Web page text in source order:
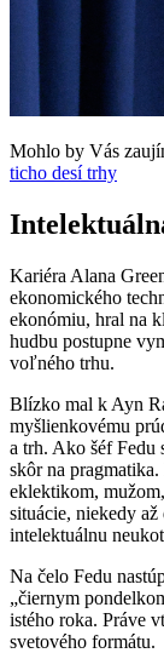
Mohlo by Vás
ticho desí trhy
Kariéra Alana
ekonomického
ekonómiu, hral na
hudbu postupne
voľného trhu.
Blízko mal k Ayn
myšlienkovému
a trh. Ako šéf Fedu
skôr na
eklektikom,
situácie, niekedy
intelektuálnu
Na čelo Fedu
„čiernym
istého roka. Práve
svetového formátu.